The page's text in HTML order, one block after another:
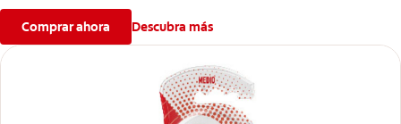
Comprar ahora Descubra más